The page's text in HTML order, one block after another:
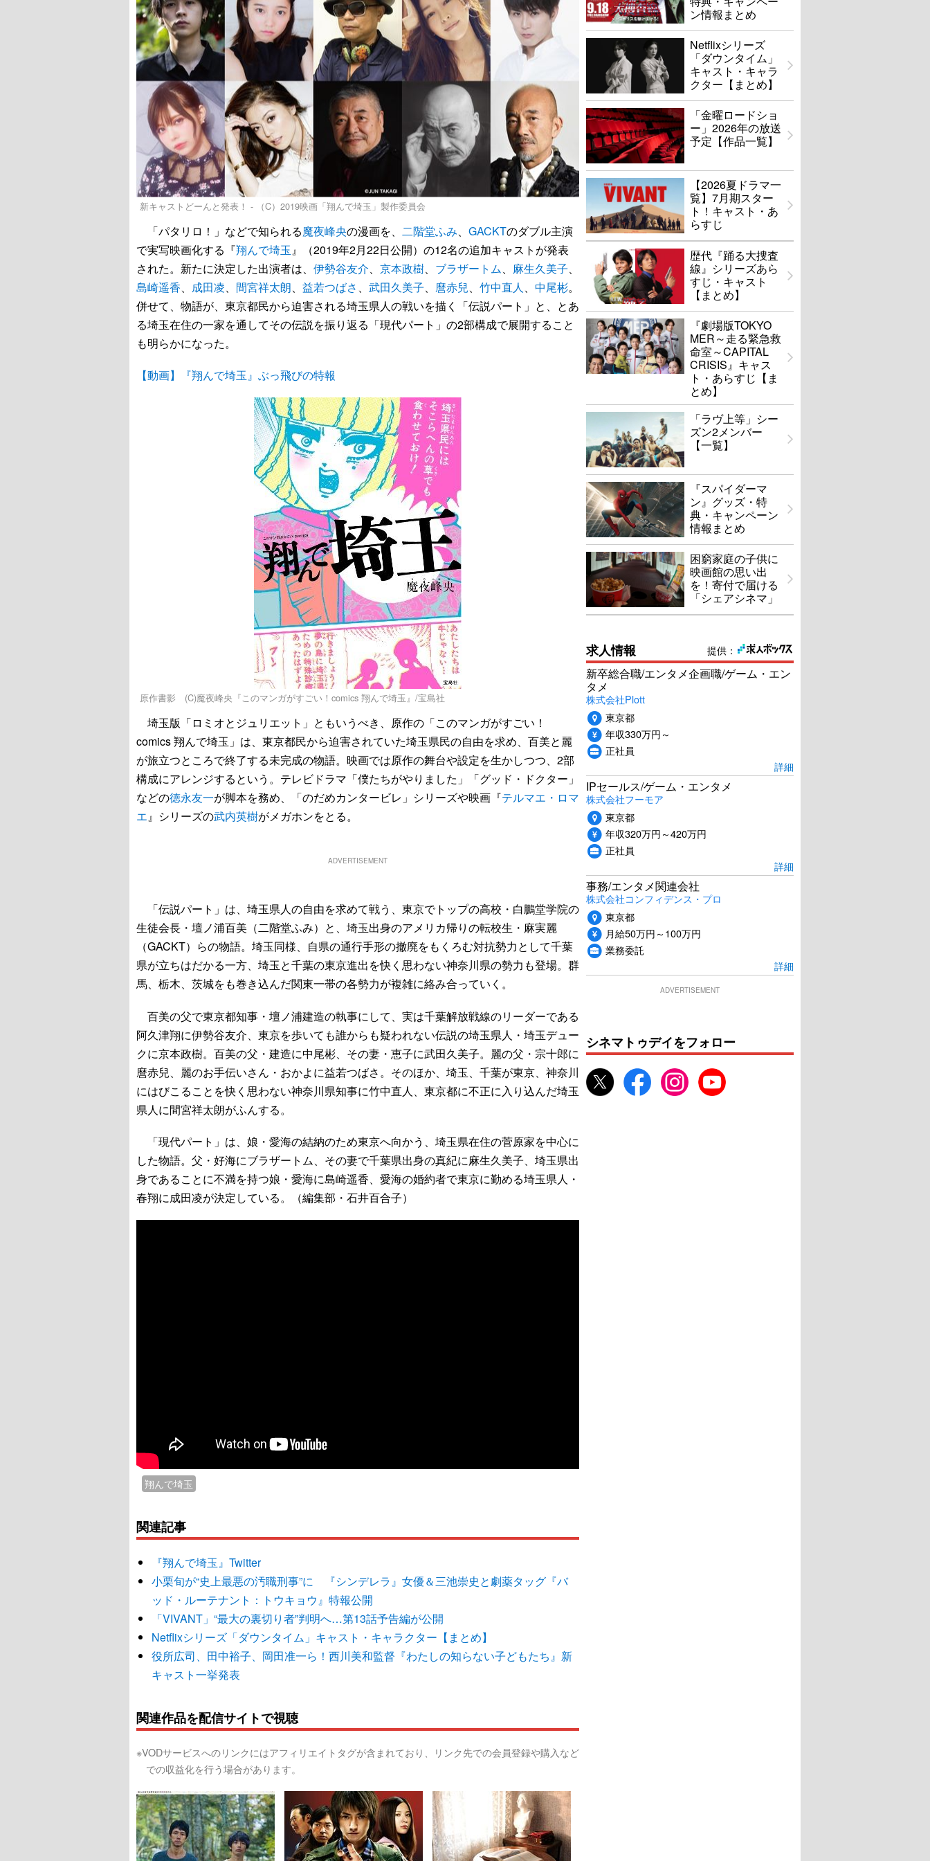
新キャストどーんと発表！ - （C）2019映画「翔んで埼玉」製作委員会
「パタリロ！」などで知られる魔夜峰央の漫画を、 二階堂ふみ、 GACKTのダブル主演
で実写映画化する『翔んで埼玉』（2019年2月22日公開）の12名の追加キャストが発表
された。新たに決定した出演者は、 伊勢谷友介、 京本政樹、 ブラザートム、 麻生久美子、
島崎遥香、 成田凌、 間宮祥太朗、 益若つばさ 、 武田久美子、 麿赤兒、 竹中直人、 中尾彬。
併せて、物語が、東京都民から迫害される埼玉県人の戦いを描く「伝説パート」と、とあ
る埼玉在住の一家を通してその伝説を振り返る「現代パート」の2部構成で展開すること
も明らかになった。
【動画】『翔んで埼玉』ぶっ飛びの特報
原作書影 (C)魔夜峰央『このマンガがすごい！comics 翔んで埼玉』/宝島社
埼玉版「ロミオとジュリエット」ともいうべき、原作の「このマンガがすごい！
comics 翔んで埼玉」は、東京都民から迫害されていた埼玉県民の自由を求め、百美と麗
が旅立つところで終了する未完成の物語。映画では原作の舞台や設定を生かしつつ、2部
構成にアレンジするという。テレビドラマ「僕たちがやりました」「グッド・ドクター」
などの徳永友一が脚本を務め、「のだめカンタービレ」シリーズや映画『テルマエ・ロマ
エ』シリーズの武内英樹がメガホンをとる。
ADVERTISEMENT
「伝説パート」は、埼玉県人の自由を求めて戦う、東京でトップの高校・白鵬堂学院の
生徒会長・壇ノ浦百美（二階堂ふみ）と、埼玉出身のアメリカ帰りの転校生・麻実麗
（GACKT）らの物語。埼玉同様、自県の通行手形の撤廃をもくろむ対抗勢力として千葉
県が立ちはだかる一方、埼玉と千葉の東京進出を快く思わない神奈川県の勢力も登場。群
馬、栃木、茨城をも巻き込んだ関東一帯の各勢力が複雑に絡み合っていく。
百美の父で東京都知事・壇ノ浦建造の執事にして、実は千葉解放戦線のリーダーである
阿久津翔に伊勢谷友介、東京を歩いても誰からも疑われない伝説の埼玉県人・埼玉デュー
クに京本政樹。百美の父・建造に中尾彬、その妻・恵子に武田久美子。麗の父・宗十郎に
麿赤兒、麗のお手伝いさん・おかよに益若つばさ。そのほか、埼玉、千葉が東京、神奈川
にはびこることを快く思わない神奈川県知事に竹中直人、東京都に不正に入り込んだ埼玉
県人に間宮祥太朗がふんする。
「現代パート」は、娘・愛海の結納のため東京へ向かう、埼玉県在住の菅原家を中心に
した物語。父・好海にブラザートム、その妻で千葉県出身の真紀に麻生久美子、埼玉県出
身であることに不満を持つ娘・愛海に島崎遥香、愛海の婚約者で東京に勤める埼玉県人・
春翔に成田凌が決定している。（編集部・石井百合子）
翔んで埼玉
関連記事
『翔んで埼玉』Twitter
小栗旬が“史上最悪の汚職刑事”に 『シンデレラ』女優＆三池崇史と劇薬タッグ『バ
ッド・ルーテナント：トウキョウ』特報公開
「VIVANT」“最大の裏切り者”判明へ…第13話予告編が公開
Netflixシリーズ「ダウンタイム」キャスト・キャラクター【まとめ】
役所広司、田中裕子、岡田准一ら！西川美和監督『わたしの知らない子どもたち』新
キャスト一挙発表
関連作品を配信サイトで視聴
※VODサービスへのリンクにはアフィリエイトタグが含まれており、リンク先での会員登録や購入など
での収益化を行う場合があります。
ン情報まとめ
Netflixシリーズ
「ダウンタイム」
キャスト・キャラ
クター【まとめ】
「金曜ロードショ
ー」2026年の放送
予定【作品一覧】
【2026夏ドラマ一
覧】7月期スター
ト！キャスト・あ
らすじ
歴代『踊る大捜査
線』シリーズあら
すじ・キャスト
【まとめ】
『劇場版TOKYO
MER～走る緊急救
命室～CAPITAL
CRISIS』キャス
ト・あらすじ【ま
とめ】
「ラヴ上等」シー
ズン2メンバー
【一覧】
『スパイダーマ
ン』グッズ・特
典・キャンペーン
情報まとめ
困窮家庭の子供に
映画館の思い出
を！寄付で届ける
「シェアシネマ」
提供：
求人情報
新卒総合職/エンタメ企画職/ゲーム・エン
タメ
株式会社Plott
東京都
年収330万円～
正社員
詳細
IPセールス/ゲーム・エンタメ
株式会社フーモア
東京都
年収320万円～420万円
正社員
詳細
事務/エンタメ関連会社
株式会社コンフィデンス・プロ
東京都
月給50万円～100万円
業務委託
詳細
ADVERTISEMENT
シネマトゥデイをフォロー